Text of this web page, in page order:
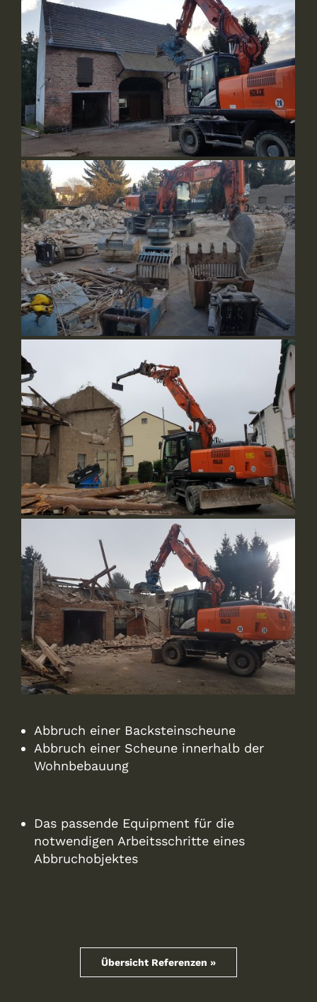
Abbruch einer Backsteinscheune
Abbruch einer Scheune innerhalb der
Wohnbebauung
Das passende Equipment für die
notwendigen Arbeitsschritte eines
Abbruchobjektes
Übersicht Referenzen »